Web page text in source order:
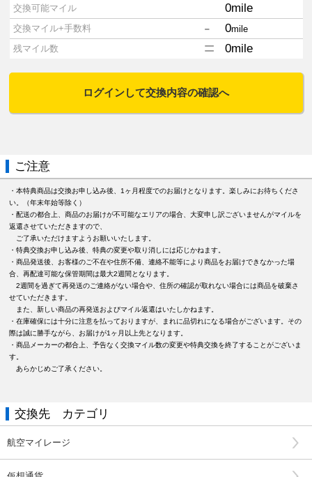
交換可能マイル 0mile
交換マイル+手数料 - 0mile
残マイル数
= 0mile
ログインして交換内容の確認へ
ご注意
・本特典商品は交換お申し込み後、1ヶ月程度でのお届けとなります。楽しみにお待ちくださ
い。（年末年始等除く）
・配送の都合上、商品のお届けが不可能なエリアの場合、大変申し訳ございませんがマイルを
返還させていただきますので、
ご了承いただけますようお願いいたします。
・特典交換お申し込み後、特典の変更や取り消しには応じかねます。
・商品発送後、お客様のご不在や住所不備、連絡不能等により商品をお届けできなかった場
合、再配達可能な保管期間は最大2週間となります。
2週間を過ぎて再発送のご連絡がない場合や、住所の確認が取れない場合には商品を破棄さ
せていただきます。
また、新しい商品の再発送およびマイル返還はいたしかねます。
・在庫確保には十分に注意を払っておりますが、まれに品切れになる場合がございます。その
際は誠に勝手ながら、お届けが1ヶ月以上先となります。
・商品メーカーの都合上、予告なく交換マイル数の変更や特典交換を終了することがございま
す。
あらかじめご了承ください。
交換先 カテゴリ
航空マイレージ